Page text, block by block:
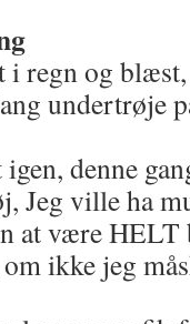
regn og
undertrøje
denne
Jeg ville ha
at være
ikke jeg